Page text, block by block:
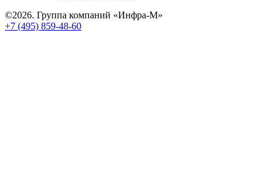
©2026. Группа компаний «Инфра-М»
+7 (495) 859-48-60